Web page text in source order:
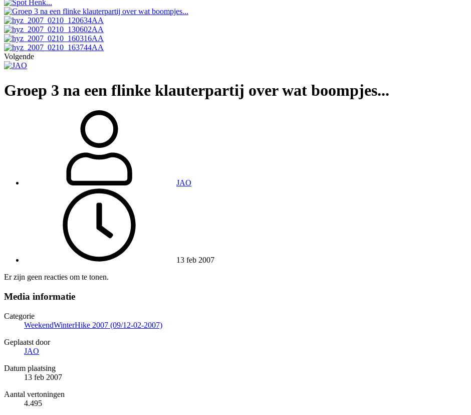
Volgende
Groep 3 na een flinke klauterpartij over wat boompjes...
JAO
13 feb 2007
Er zijn geen reacties om te tonen.
Media informatie
Categorie
WeekendWinterHike 2007 (09/12-02-2007)
Geplaatst door
JAO
Datum plaatsing
13 feb 2007
Aantal vertoningen
4.495